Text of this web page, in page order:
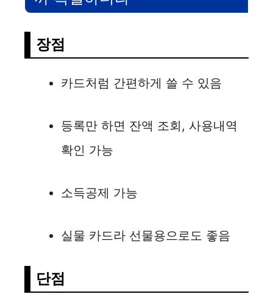
장점
카드처럼 간편하게 쓸 수 있음
등록만 하면 잔액 조회, 사용내역
확인 가능
소득공제 가능
실물 카드라 선물용으로도 좋음
단점